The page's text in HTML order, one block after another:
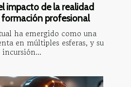
impacto de la realidad
profesional
ha emergido como una
en múltiples esferas, y su
incursión...